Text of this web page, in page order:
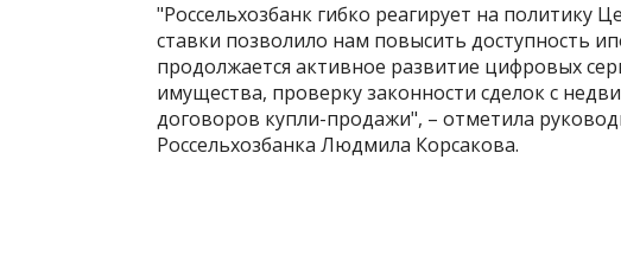
"Россельхозбанк гибко реагирует на политику
ставки позволило нам повысить доступность
продолжается активное развитие цифровых
имущества, проверку законности сделок с
договоров купли-продажи", – отметила
Россельхозбанка Людмила Корсакова.